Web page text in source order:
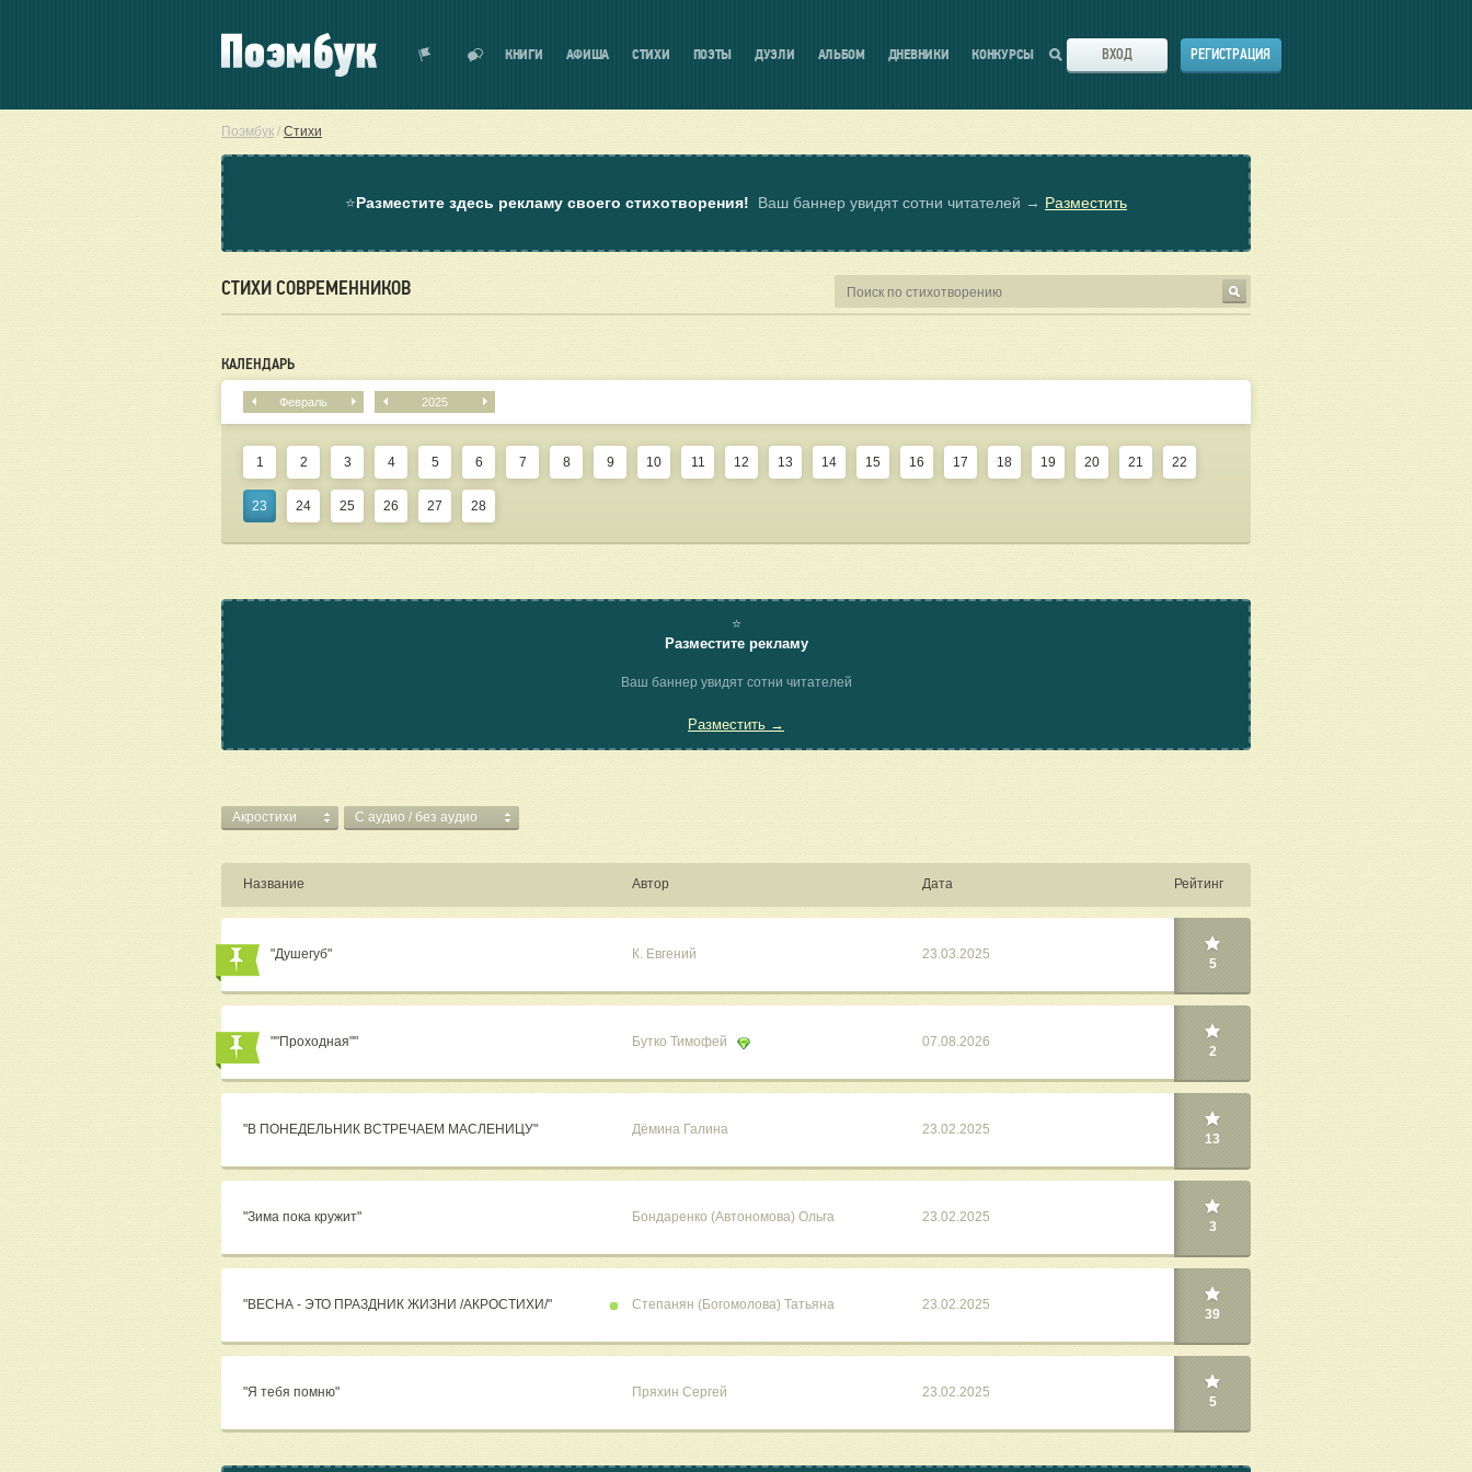
КНИГИ АФИША СТИХИ ПОЭТЫ ДУЭЛИ АЛЬБОМ ДНЕВНИКИ КОНКУРСЫ ВХОД РЕГИСТРАЦИЯ
Поэмбук / Стихи
⭐Разместите здесь рекламу своего стихотворения! Ваш баннер увидят сотни читателей → Разместить
СТИХИ СОВРЕМЕННИКОВ
КАЛЕНДАРЬ
Февраль 2025
1 2 3 4 5 6 7 8 9 10 11 12 13 14 15 16 17 18 19 20 21 22
23 24 25 26 27 28
⭐
Разместите рекламу
Ваш баннер увидят сотни читателей
Разместить →
Акростихи C аудио / без аудио
Название Автор Дата Рейтинг
"Душегуб" К. Евгений 23.03.2025
5
""Проходная"" Бутко Тимофей 07.08.2026
2
"В ПОНЕДЕЛЬНИК ВСТРЕЧАЕМ МАСЛЕНИЦУ" Дёмина Галина 23.02.2025
13
"Зима пока кружит" Бондаренко (Автономова) Ольга 23.02.2025
3
"ВЕСНА - ЭТО ПРАЗДНИК ЖИЗНИ /АКРОСТИХИ/" Степанян (Богомолова) Татьяна 23.02.2025
39
"Я тебя помню" Пряхин Сергей 23.02.2025
5